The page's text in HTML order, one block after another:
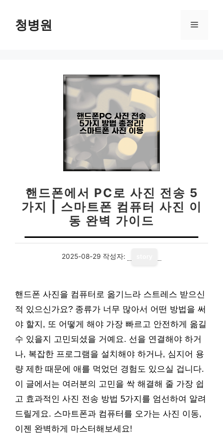
청병원 메
핸드폰에서 PC로 사진 전송 5
가지 | 스마트폰 컴퓨터 사진 이
동 완벽 가이드
2025-08-29 작성자:
핸드폰 사진을 컴퓨터로 옮기느라 스트레스 받으신
적 있으신가요? 종류가 너무 많아서 어떤 방법을 써
야 할지, 또 어떻게 해야 가장 빠르고 안전하게 옮길
수 있을지 고민되셨을 거예요. 선을 연결해야 하거
나, 복잡한 프로그램을 설치해야 하거나, 심지어 용
량 제한 때문에 애를 먹었던 경험도 있으실 겁니다.
이 글에서는 여러분의 고민을 싹 해결해 줄 가장 쉽
고 효과적인 사진 전송 방법 5가지를 엄선하여 알려
드릴게요. 스마트폰과 컴퓨터를 오가는 사진 이동,
이젠 완벽하게 마스터해보세요!